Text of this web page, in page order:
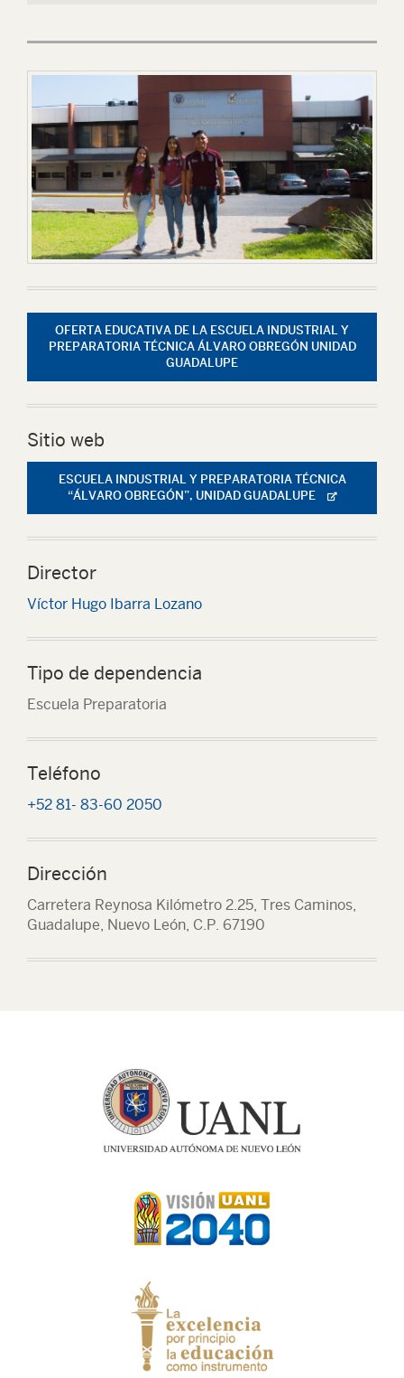
OFERTA EDUCATIVA DE LA ESCUELA INDUSTRIAL Y
PREPARATORIA TÉCNICA ÁLVARO OBREGÓN UNIDAD
GUADALUPE
Sitio web
ESCUELA INDUSTRIAL Y PREPARATORIA TÉCNICA
“ÁLVARO OBREGÓN”, UNIDAD GUADALUPE
Director
Víctor Hugo Ibarra Lozano
Tipo de dependencia
Escuela Preparatoria
Teléfono
+52 81- 83-60 2050
Dirección
Carretera Reynosa Kilómetro 2.25, Tres Caminos,
Guadalupe, Nuevo León, C.P. 67190